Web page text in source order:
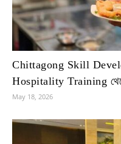
Chittagong Skill
Hospitality Training থেকে
May 18, 2026